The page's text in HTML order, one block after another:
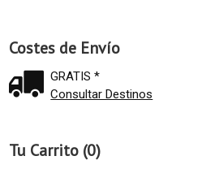
Costes de Envío
GRATIS *
Consultar Destinos
Tu Carrito (0)